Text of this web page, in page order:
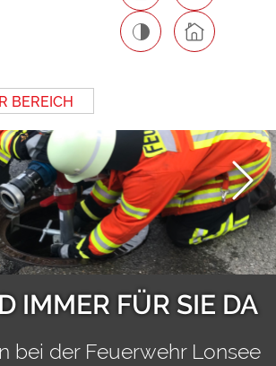
BEREICH
Next
IMMER FÜR SIE DA
bei der Feuerwehr Lonsee